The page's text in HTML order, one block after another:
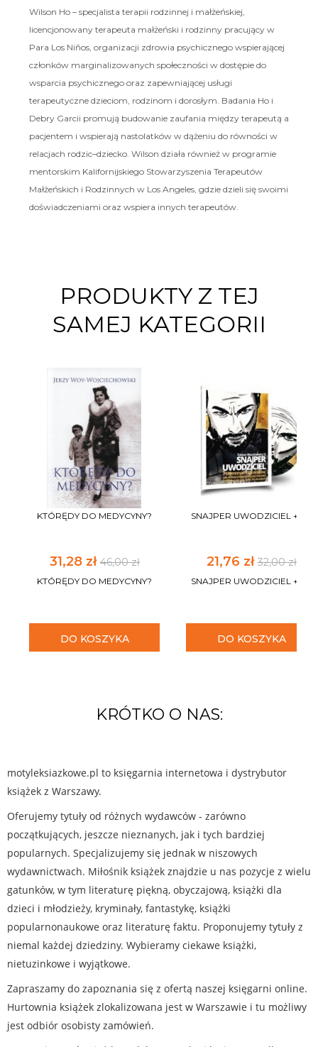
Wilson Ho – specjalista terapii rodzinnej i małżeńskiej,
licencjonowany terapeuta małżeński i rodzinny pracujący w
Para Los Niños, organizacji zdrowia psychicznego wspierającej
członków marginalizowanych społeczności w dostępie do
wsparcia psychicznego oraz zapewniającej usługi
terapeutyczne dzieciom, rodzinom i dorosłym. Badania Ho i
Debry Garcii promują budowanie zaufania między terapeutą a
pacjentem i wspierają nastolatków w dążeniu do równości w
relacjach rodzic–dziecko. Wilson działa również w programie
mentorskim Kalifornijskiego Stowarzyszenia Terapeutów
Małżeńskich i Rodzinnych w Los Angeles, gdzie dzieli się swoimi
doświadczeniami oraz wspiera innych terapeutów.
PRODUKTY Z TEJ
SAMEJ KATEGORII
KTÓRĘDY DO MEDYCYNY?
31,28 zł46,00 zł
KTÓRĘDY DO MEDYCYNY?
DO KOSZYKA
SNAJPER UWODZICIEL +CD
21,76 zł32,00 zł
SNAJPER UWODZICIEL +CD
DO KOSZYKA
KRÓTKO O NAS:
motyleksiazkowe.pl to księgarnia internetowa i dystrybutor
książek z Warszawy.
Oferujemy tytuły od różnych wydawców - zarówno
początkujących, jeszcze nieznanych, jak i tych bardziej
popularnych. Specjalizujemy się jednak w niszowych
wydawnictwach. Miłośnik książek znajdzie u nas pozycje z wielu
gatunków, w tym literaturę piękną, obyczajową, książki dla
dzieci i młodzieży, kryminały, fantastykę, książki
popularnonaukowe oraz literaturę faktu. Proponujemy tytuły z
niemal każdej dziedziny. Wybieramy ciekawe książki,
nietuzinkowe i wyjątkowe.
Zapraszamy do zapoznania się z ofertą naszej księgarni online.
Hurtownia książek zlokalizowana jest w Warszawie i tu możliwy
jest odbiór osobisty zamówień.